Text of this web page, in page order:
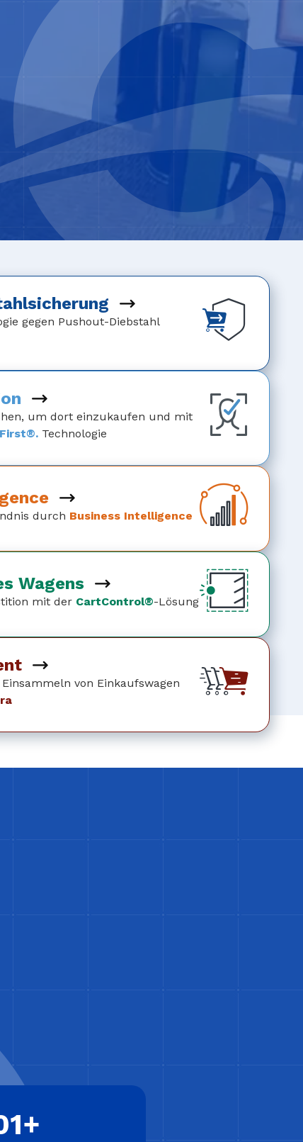
gegen Pushout-Diebstahl
um dort einzukaufen und mit
Technologie
durch Business Intelligence
Wagens
mit der CartControl®-Lösung
von Einkaufswagen